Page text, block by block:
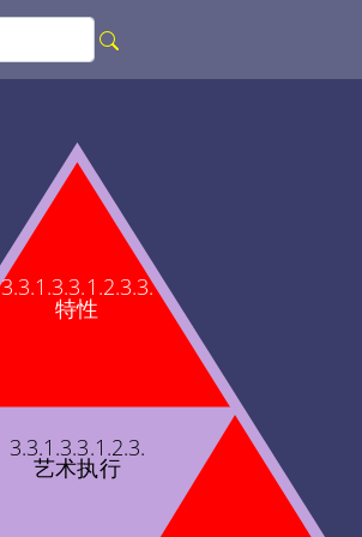
3.3.1.3.3.1.2.3.
艺术执行
3.3.1.3.3.1.2.3.3.
特性